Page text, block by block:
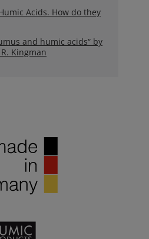
Acids. How do they
and humic acids“ by
Kingman